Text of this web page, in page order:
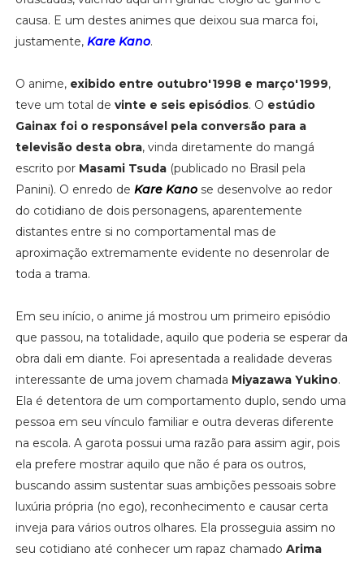
causa. E um destes animes que deixou sua marca foi,
justamente, Kare Kano.
O anime, exibido entre outubro'1998 e março'1999,
teve um total de vinte e seis episódios. O estúdio
Gainax foi o responsável pela conversão para a
televisão desta obra, vinda diretamente do mangá
escrito por Masami Tsuda (publicado no Brasil pela
Panini). O enredo de Kare Kanose desenvolve ao redor
do cotidiano de dois personagens, aparentemente
distantes entre si no comportamental mas de
aproximação extremamente evidente no desenrolar de
toda a trama.
Em seu início, o anime já mostrou um primeiro episódio
que passou, na totalidade, aquilo que poderia se esperar da
obra dali em diante. Foi apresentada a realidade deveras
interessante de uma jovem chamada Miyazawa Yukino.
Ela é detentora de um comportamento duplo, sendo uma
pessoa em seu vínculo familiar e outra deveras diferente
na escola. A garota possui uma razão para assim agir, pois
ela prefere mostrar aquilo que não é para os outros,
buscando assim sustentar suas ambições pessoais sobre
luxúria própria (no ego), reconhecimento e causar certa
inveja para vários outros olhares. Ela prosseguia assim no
seu cotidiano até conhecer um rapaz chamado Arima